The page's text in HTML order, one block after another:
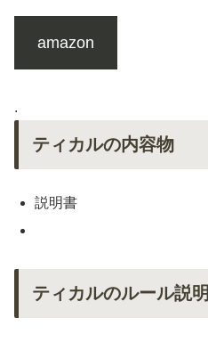
amazon
.
ティカルの内容物
説明書
ティカルのルール説明